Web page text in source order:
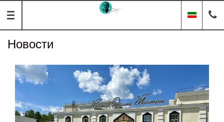
Новости